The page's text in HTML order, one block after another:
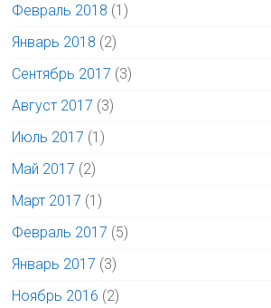
Февраль 2018 (1)
Январь 2018 (2)
Сентябрь 2017 (3)
Август 2017 (3)
Июль 2017 (1)
Май 2017 (2)
Март 2017 (1)
Февраль 2017 (5)
Январь 2017 (3)
Ноябрь 2016 (2)